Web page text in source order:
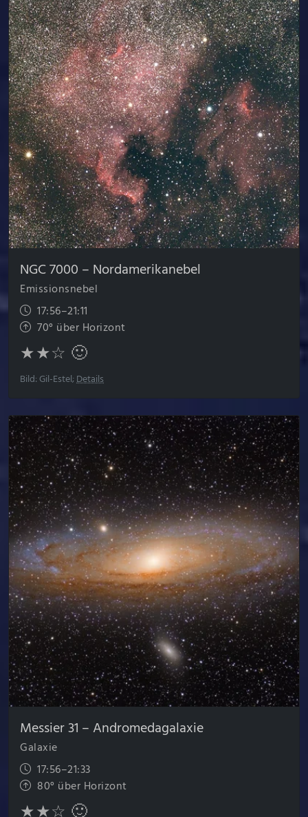
NGC 7000 – Nordamerika­nebel
Emissionsnebel
17:56–21:11
70° über Horizont
★★☆ 🙂
Bild: Gil-Estel;Details
Messier 31 – Andromeda­galaxie
Galaxie
17:56–21:33
80° über Horizont